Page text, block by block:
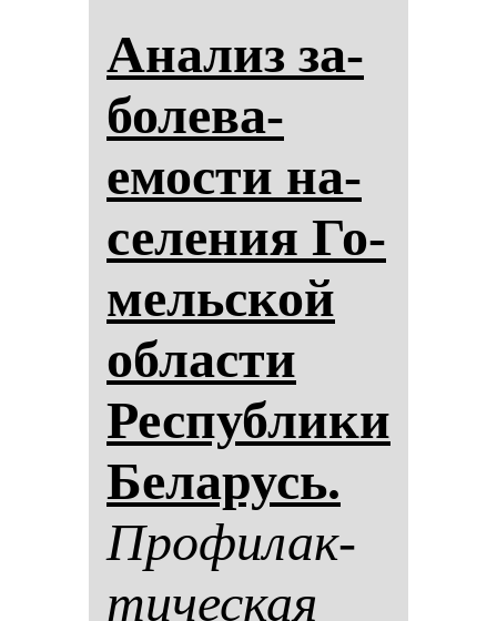
Ана­лиз за­
бо­ле­ва­
емос­ти на­
се­ле­ния Го­
мельской
об­лас­ти
Рес­пуб­ли­ки
Бе­ла­русь.
Про­фи­лак­
ти­чес­кая